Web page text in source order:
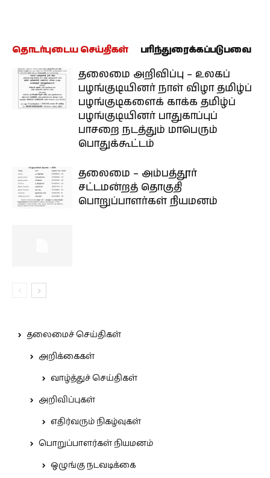
தொடர்புடைய செய்திகள் பரிந்துரைக்கப்படுபவை
தலைமை அறிவிப்பு – உலகப்
பழங்குடியினர் நாள் விழா தமிழ்ப்
பழங்குடிகளைக் காக்க தமிழ்ப்
பழங்குடியினர் பாதுகாப்புப்
பாசறை நடத்தும் மாபெரும்
பொதுக்கூட்டம்
தலைமை – அம்பத்தூர்
சட்டமன்றத் தொகுதி
பொறுப்பாளர்கள் நியமனம்
தலைமைச் செய்திகள்
அறிக்கைகள்
வாழ்த்துச் செய்திகள்
அறிவிப்புகள்
எதிர்வரும் நிகழ்வுகள்
பொறுப்பாளர்கள் நியமனம்
ஒழுங்கு நடவடிக்கை